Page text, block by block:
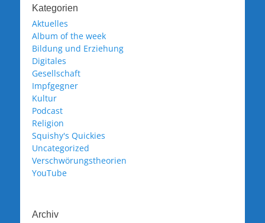
Kategorien
Aktuelles
Album of the week
Bildung und Erziehung
Digitales
Gesellschaft
Impfgegner
Kultur
Podcast
Religion
Squishy's Quickies
Uncategorized
Verschwörungstheorien
YouTube
Archiv